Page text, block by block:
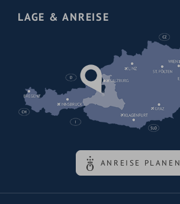
LAGE & ANREISE
ANREISE PLANEN